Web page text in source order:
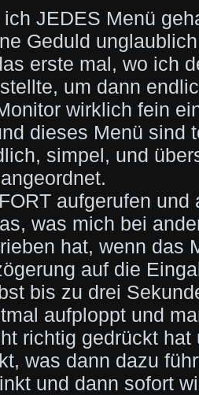
JEDES Menü
Geduld
erste mal, wo ich
um dann
wirklich fein
dieses Menü sind
simpel, und
aufgerufen und
was mich bei
hat, wenn das
auf die
bis zu drei
aufploppt und
richtig gedrückt hat
was dann dazu
und dann sofort